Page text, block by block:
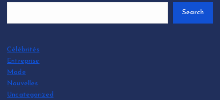
Search
Célébrités
Entreprise
Mode
Nouvelles
Uncategorized